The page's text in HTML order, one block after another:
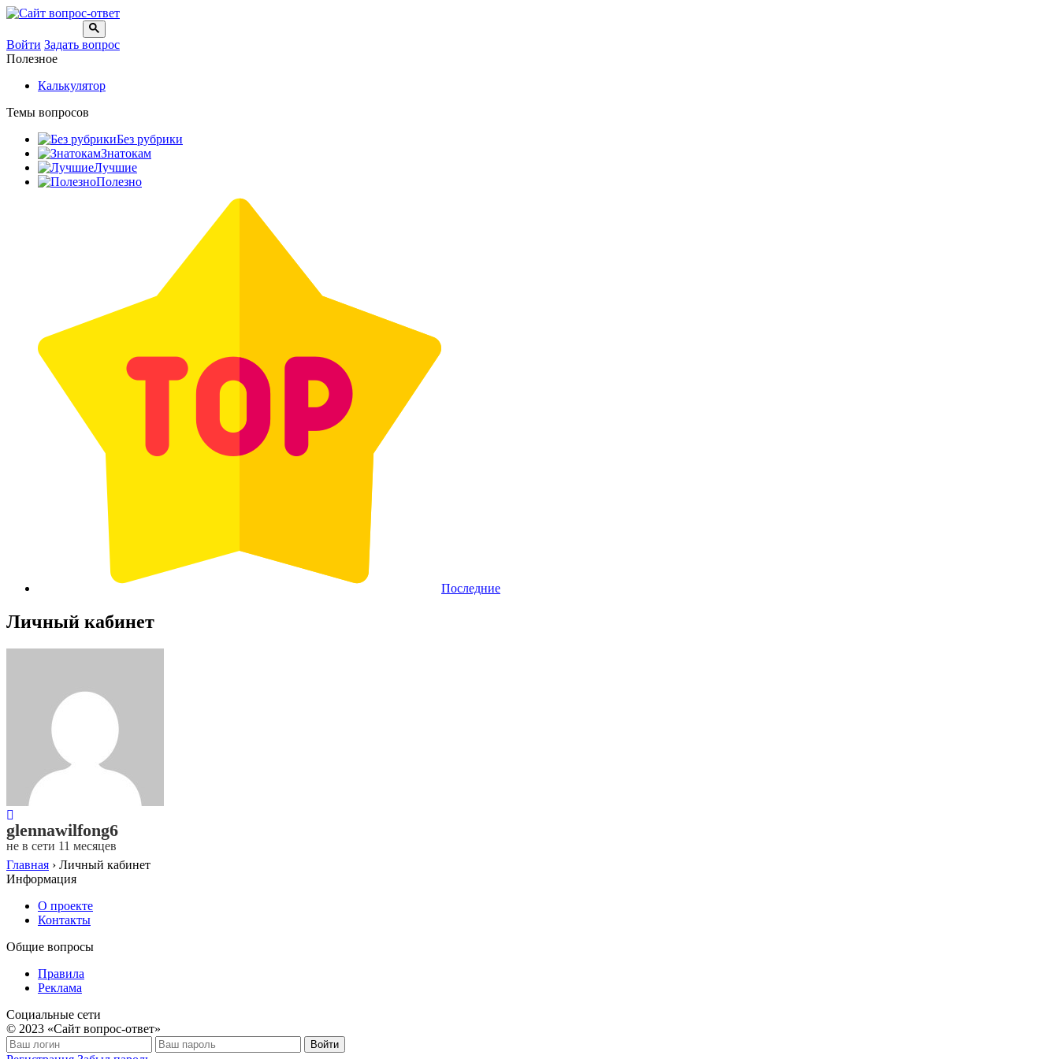
Войти Задать вопрос
Полезное
Калькулятор
Темы вопросов
Без рубрики
Знатокам
Лучшие
Полезно
Последние
Личный кабинет
glennawilfong6
не в сети 11 месяцев
Главная › Личный кабинет
Информация
О проекте
Контакты
Общие вопросы
Правила
Реклама
Социальные сети
© 2023 «Сайт вопрос-ответ»
Войти